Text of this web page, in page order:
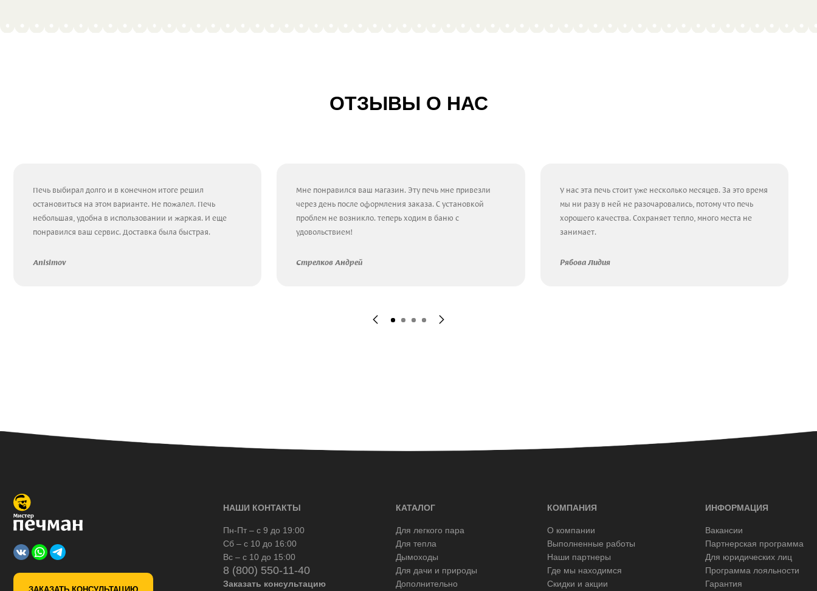
ОТЗЫВЫ О НАС
Печь выбирал долго и в конечном итоге решил
остановиться на этом варианте. Не пожалел. Печь
небольшая, удобна в использовании и жаркая. И еще
понравился ваш сервис. Доставка была быстрая.
Anisimov
Мне понравился ваш магазин. Эту печь мне привезли
через день после оформления заказа. С установкой
проблем не возникло. теперь ходим в баню с
удовольствием!
Стрелков Андрей
У нас эта печь стоит уже несколько месяцев. За это время
мы ни разу в ней не разочаровались, потому что печь
хорошего качества. Сохраняет тепло, много места не
занимает.
Рябова Лидия
НАШИ КОНТАКТЫ
Пн-Пт – с 9 до 19:00
Сб – с 10 до 16:00
Вс – с 10 до 15:00
8 (800) 550-11-40
Заказать консультацию
КАТАЛОГ
Для легкого пара
Для тепла
Дымоходы
Для дачи и природы
Дополнительно
КОМПАНИЯ
О компании
Выполненные работы
Наши партнеры
Где мы находимся
Скидки и акции
ИНФОРМАЦИЯ
Вакансии
Партнерская программа
Для юридических лиц
Программа лояльности
Гарантия